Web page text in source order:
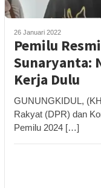
26 Januari 2022
Pemilu
Sunaryanta:
Kerja Dulu
GUNUNGKIDUL,
Rakyat (DPR) dan
Pemilu 2024 […]